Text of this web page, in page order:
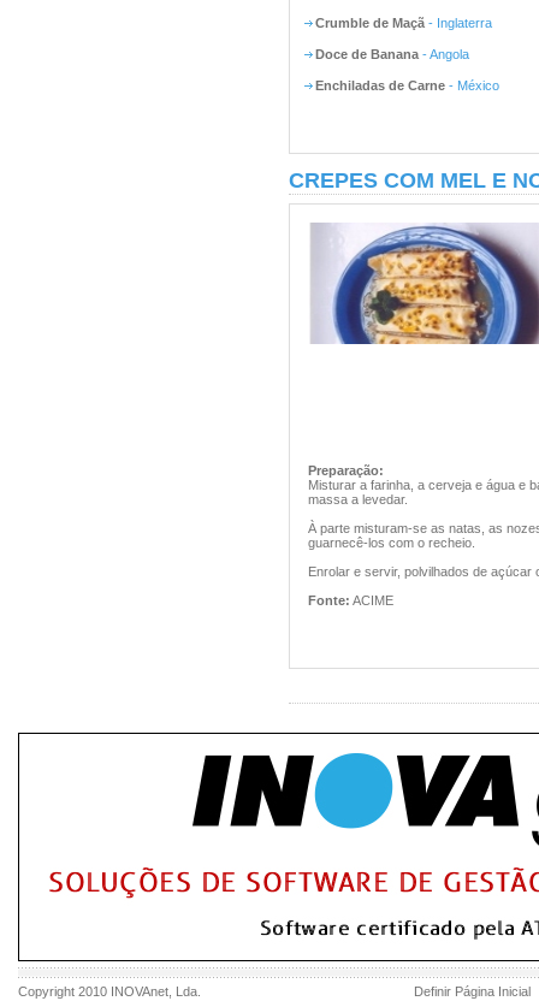
Crumble de Maçã - Inglaterra
Doce de Banana - Angola
Enchiladas de Carne - México
CREPES COM MEL E
Preparação:
Misturar a farinha, a cerveja e água e
massa a levedar.
À parte misturam-se as natas, as
guarnecê-los com o recheio.
Enrolar e servir, polvilhados de açúcar
Fonte: ACIME
Copyright 2010 INOVAnet , Lda. Definir Página Inicial